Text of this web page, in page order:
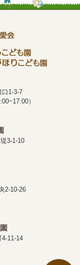
1-3-7
）
3-1-10
2-10-26
11-14